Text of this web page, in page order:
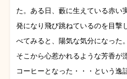
た。ある日、藪に生えている赤い
発になり飛び跳ねているのを目撃
べてみると、陽気な気分になった
そこから心惹かれるような芳香が
コーヒーとなった・・・という逸